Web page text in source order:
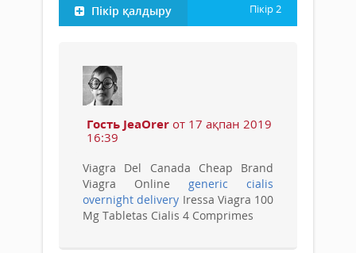
Пікір қалдыру Пікір 2
Гость JeaOrer от 17 ақпан 2019
16:39
Viagra Del Canada Cheap Brand
Viagra Online generic cialis
overnight delivery Iressa Viagra 100
Mg Tabletas Cialis 4 Comprimes